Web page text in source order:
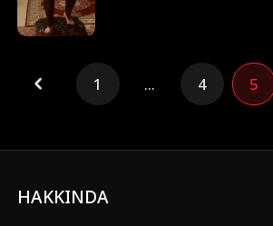
1 ... 4 5
HAKKINDA